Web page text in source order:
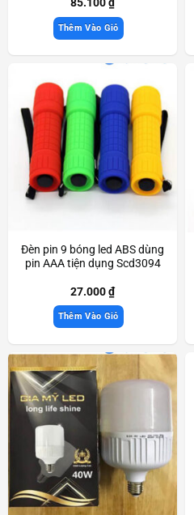
Thêm Vào Giỏ
Đèn pin 9 bóng led ABS dùng
pin AAA tiện dụng Scd3094
27.000₫
Thêm Vào Giỏ